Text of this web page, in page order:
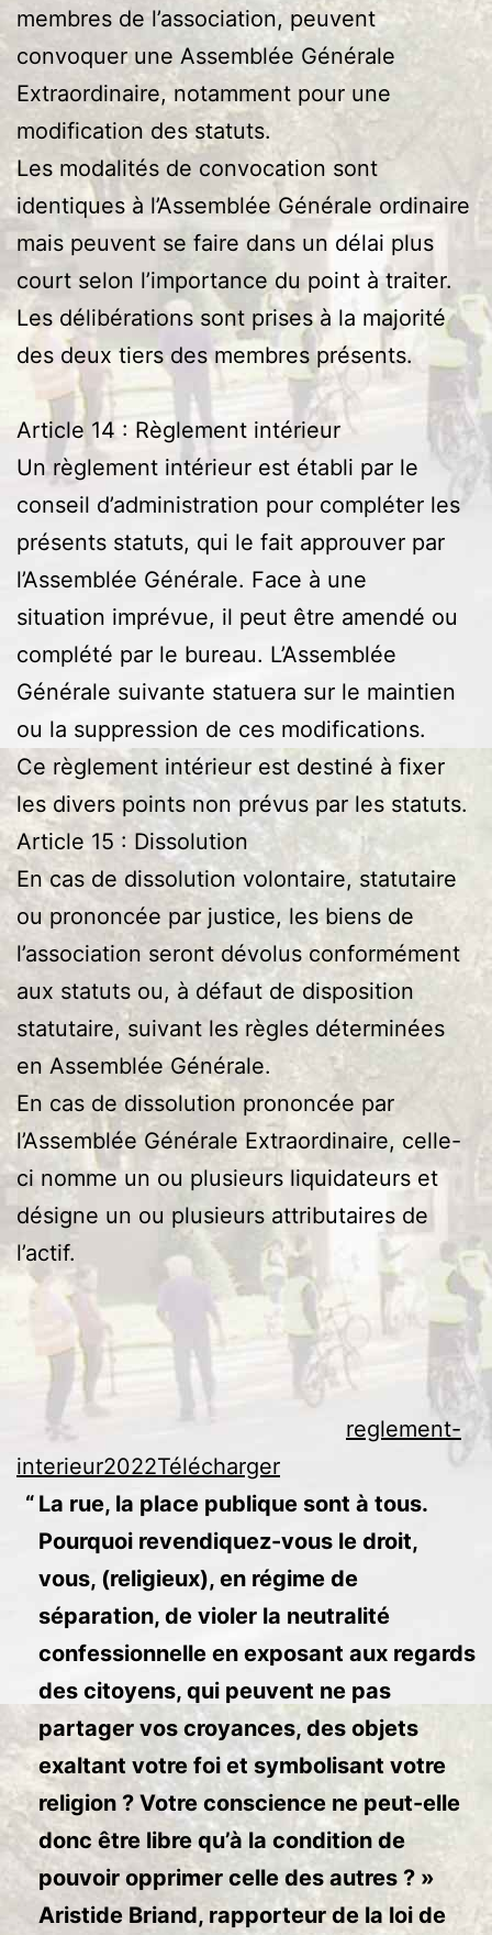
membres de l’association, peuvent
convoquer une Assemblée Générale
Extraordinaire, notamment pour une
modification des statuts.
Les modalités de convocation sont
identiques à l’Assemblée Générale ordinaire
mais peuvent se faire dans un délai plus
court selon l’importance du point à traiter.
Les délibérations sont prises à la majorité
des deux tiers des membres présents.
Article 14 : Règlement intérieur
Un règlement intérieur est établi par le
conseil d’administration pour compléter les
présents statuts, qui le fait approuver par
l’Assemblée Générale. Face à une
situation imprévue, il peut être amendé ou
complété par le bureau. L’Assemblée
Générale suivante statuera sur le maintien
ou la suppression de ces modifications.
Ce règlement intérieur est destiné à fixer
les divers points non prévus par les statuts.
Article 15 : Dissolution
En cas de dissolution volontaire, statutaire
ou prononcée par justice, les biens de
l’association seront dévolus conformément
aux statuts ou, à défaut de disposition
statutaire, suivant les règles déterminées
en Assemblée Générale.
En cas de dissolution prononcée par
l’Assemblée Générale Extraordinaire, celle-
ci nomme un ou plusieurs liquidateurs et
désigne un ou plusieurs attributaires de
l’actif.
reglement-
interieur2022Télécharger
La rue, la place publique sont à tous.
Pourquoi revendiquez-vous le droit,
vous, (religieux), en régime de
séparation, de violer la neutralité
confessionnelle en exposant aux regards
des citoyens, qui peuvent ne pas
partager vos croyances, des objets
exaltant votre foi et symbolisant votre
religion ? Votre conscience ne peut-elle
donc être libre qu’à la condition de
pouvoir opprimer celle des autres ? »
Aristide Briand, rapporteur de la loi de